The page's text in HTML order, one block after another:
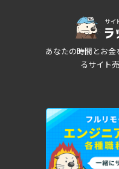
あなたの時間とお
るサイト